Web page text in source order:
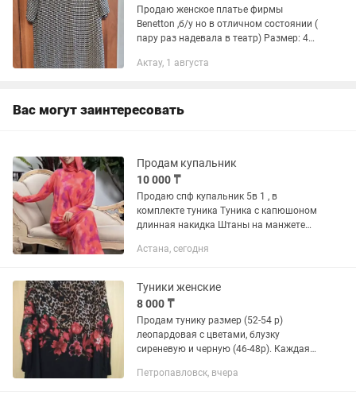
Продаю женское платье фирмы
Benetton ,б/у но в отличном состоянии (
пару раз надевала в театр) Размер: 46-
ширина -53 см, длина 90 см Цвет:
Актау, 1 августа
Вас могут заинтересовать
Продам купальник
10 000 ₸
Продаю спф купальник 5в 1 , в
комплекте туника Туника с капюшоном
длинная накидка Штаны на манжете
46-48 Өз шомылуға киемін деп
Астана, сегодня
Туники женские
8 000 ₸
Продам тунику размер (52-54 р)
леопардовая с цветами, блузку
сиреневую и черную (46-48р). Каждая
Петропавловск, вчера